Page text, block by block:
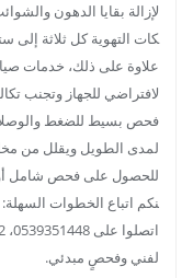
لإزالة بقايا الدهون
كات التهوية كل ثلاثة إلى
علاوة على ذلك، خدمات
لافتراضي للجهاز وتجنب
فحص بسيط للضغط
لمدى الطويل ويقلل من
للحصول على فحص شامل أو
لفني وفحصٍ مبدئي.